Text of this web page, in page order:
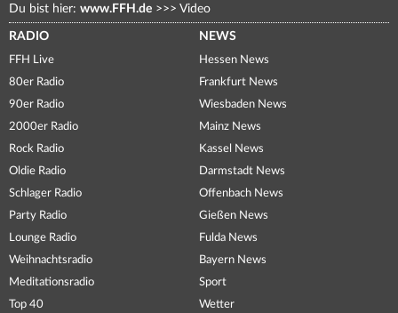
Du bist hier: www.FFH.de >>> Video
RADIO
FFH Live
80er Radio
90er Radio
2000er Radio
Rock Radio
Oldie Radio
Schlager Radio
Party Radio
Lounge Radio
Weihnachtsradio
Meditationsradio
Top 40
NEWS
Hessen News
Frankfurt News
Wiesbaden News
Mainz News
Kassel News
Darmstadt News
Offenbach News
Gießen News
Fulda News
Bayern News
Sport
Wetter